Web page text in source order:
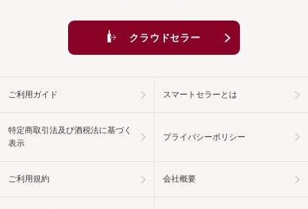
クラウドセラー
ご利用ガイド スマートセラーとは
特定商取引法及び酒税法に基づく
表示
プライバシーポリシー
ご利用規約 会社概要